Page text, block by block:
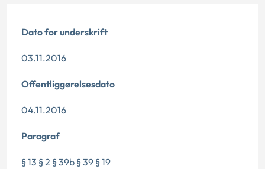
Dato for underskrift
03.11.2016
Offentliggørelsesdato
04.11.2016
Paragraf
§ 13 § 2 § 39b § 39 § 19